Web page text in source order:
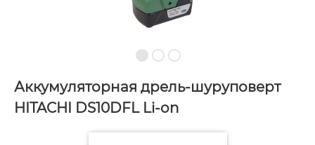
Аккумуляторная дрель-шуруповерт
HITACHI DS10DFL Li-on